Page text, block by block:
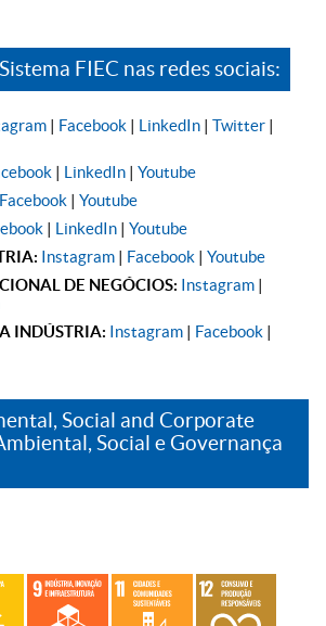
FIEC nas redes sociais:
| Facebook | LinkedIn | Twitter |
| LinkedIn | Youtube
Facebook | Youtube
| LinkedIn | Youtube
Instagram | Facebook | Youtube
DE NEGÓCIOS: Instagram |
INDÚSTRIA: Instagram | Facebook |
Social and Corporate
Social e Governança